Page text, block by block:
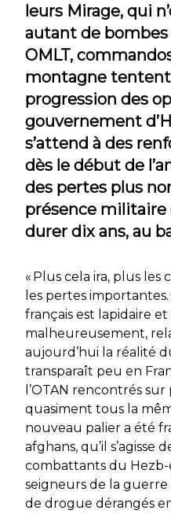
leurs Mirage, qui
autant de bombes
OMLT,
montagne tentent
progression des
gouvernement
s’attend à des
dès le début de
des pertes plus
présence
durer dix ans, au
« Plus cela ira, plus
les pertes importantes.
français est lapidaire et
malheureusement,
aujourd’hui la réalité
transparaît peu en
l’OTAN rencontrés
quasiment tous la
nouveau palier a été
afghans, qu’il s’agisse
combattants du
seigneurs de la
de drogue dérangés